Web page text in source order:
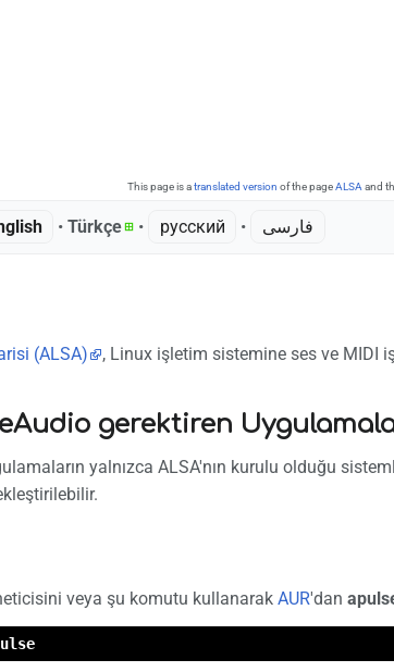
This page is atranslated version of the pageALSA and
• ‎Türkçe • ‎ русский • ‎ فارسی
(ALSA) , Linux işletim sistemine ses ve MIDI
gerektiren
yalnızca ALSA'nın kurulu olduğu
veya şu komutu kullanarak AUR'dan